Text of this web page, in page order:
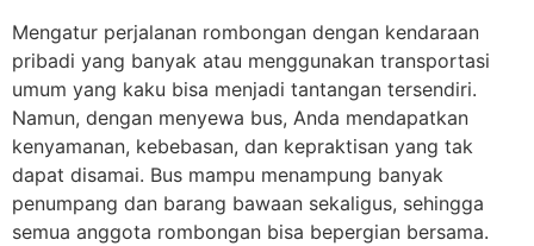
Mengatur perjalanan rombongan dengan kendaraan
pribadi yang banyak atau menggunakan transportasi
umum yang kaku bisa menjadi tantangan tersendiri.
Namun, dengan menyewa bus, Anda mendapatkan
kenyamanan, kebebasan, dan kepraktisan yang tak
dapat disamai. Bus mampu menampung banyak
penumpang dan barang bawaan sekaligus, sehingga
semua anggota rombongan bisa bepergian bersama.